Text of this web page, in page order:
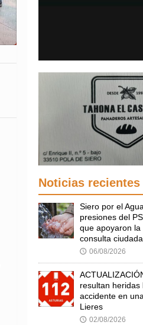
Noticias recientes
Siero por el
presiones del
que apoyaron
consulta
🕔 06/08/2026
resultan heridas
accidente en
Lieres
🕔 02/08/2026